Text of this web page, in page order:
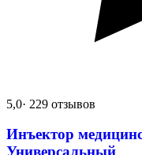
5,0· 229 отзывов
Инъектор